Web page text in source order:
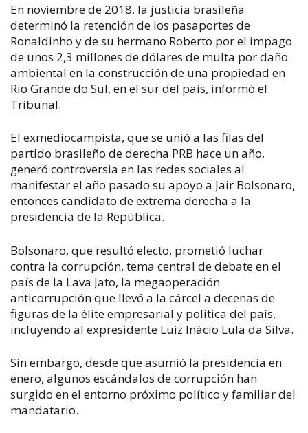
En noviembre de 2018, la justicia brasileña
determinó la retención de los pasaportes de
Ronaldinho y de su hermano Roberto por el impago
de unos 2,3 millones de dólares de multa por daño
ambiental en la construcción de una propiedad en
Rio Grande do Sul, en el sur del país, informó el
Tribunal.
El exmediocampista, que se unió a las filas del
partido brasileño de derecha PRB hace un año,
generó controversia en las redes sociales al
manifestar el año pasado su apoyo a Jair Bolsonaro,
entonces candidato de extrema derecha a la
presidencia de la República.
Bolsonaro, que resultó electo, prometió luchar
contra la corrupción, tema central de debate en el
país de la Lava Jato, la megaoperación
anticorrupción que llevó a la cárcel a decenas de
figuras de la élite empresarial y política del país,
incluyendo al expresidente Luiz Inácio Lula da Silva.
Sin embargo, desde que asumió la presidencia en
enero, algunos escándalos de corrupción han
surgido en el entorno próximo político y familiar del
mandatario.